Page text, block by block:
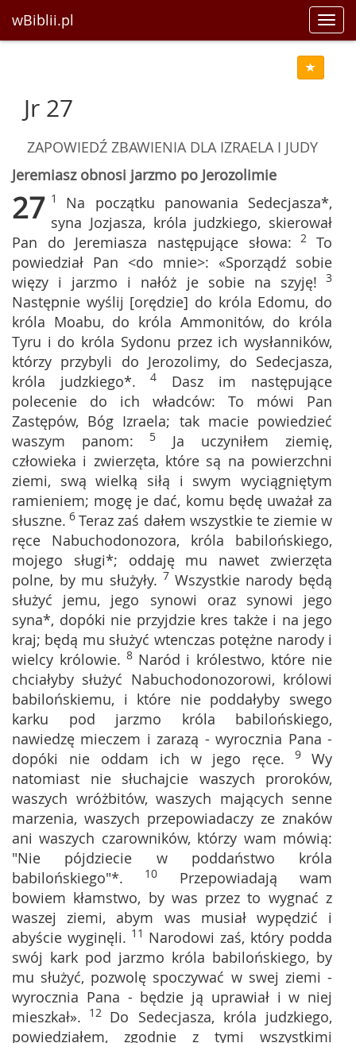
wBiblii.pl
Jr 27
ZAPOWIEDŹ ZBAWIENIA DLA IZRAELA I JUDY
Jeremiasz obnosi jarzmo po Jerozolimie
27 1 Na początku panowania Sedecjasza*,
syna Jozjasza, króla judzkiego, skierował
Pan do Jeremiasza następujące słowa: 2To
powiedział Pan <do mnie>: «Sporządź sobie
więzy i jarzmo i nałóż je sobie na szyję! 3
Następnie wyślij [orędzie] do króla Edomu, do
króla Moabu, do króla Ammonitów, do króla
Tyru i do króla Sydonu przez ich wysłanników,
którzy przybyli do Jerozolimy, do Sedecjasza,
króla judzkiego*. 4 Dasz im następujące
polecenie do ich władców: To mówi Pan
Zastępów, Bóg Izraela; tak macie powiedzieć
waszym panom: 5 Ja uczyniłem ziemię,
człowieka i zwierzęta, które są na powierzchni
ziemi, swą wielką siłą i swym wyciągniętym
ramieniem; mogę je dać, komu będę uważał za
słuszne. 6Teraz zaś dałem wszystkie te ziemie w
ręce Nabuchodonozora, króla babilońskiego,
mojego sługi*; oddaję mu nawet zwierzęta
polne, by mu służyły. 7 Wszystkie narody będą
służyć jemu, jego synowi oraz synowi jego
syna*, dopóki nie przyjdzie kres także i na jego
kraj; będą mu służyć wtenczas potężne narody i
wielcy królowie. 8 Naród i królestwo, które nie
chciałyby służyć Nabuchodonozorowi, królowi
babilońskiemu, i które nie poddałyby swego
karku pod jarzmo króla babilońskiego,
nawiedzę mieczem i zarazą - wyrocznia Pana -
dopóki nie oddam ich w jego ręce. 9 Wy
natomiast nie słuchajcie waszych proroków,
waszych wróżbitów, waszych mających senne
marzenia, waszych przepowiadaczy ze znaków
ani waszych czarowników, którzy wam mówią:
"Nie pójdziecie w poddaństwo króla
babilońskiego"*. 10 Przepowiadają wam
bowiem kłamstwo, by was przez to wygnać z
waszej ziemi, abym was musiał wypędzić i
abyście wyginęli. 11 Narodowi zaś, który podda
swój kark pod jarzmo króla babilońskiego, by
mu służyć, pozwolę spoczywać w swej ziemi -
wyrocznia Pana - będzie ją uprawiał i w niej
mieszkał». 12 Do Sedecjasza, króla judzkiego,
powiedziałem, zgodnie z tymi wszystkimi